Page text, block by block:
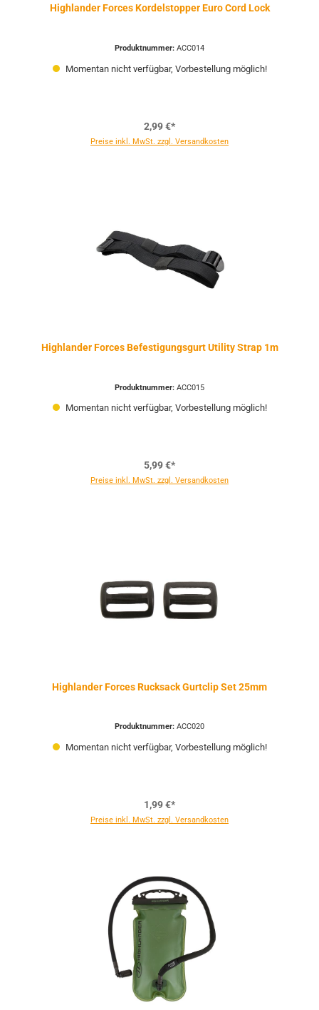
Highlander Forces Kordelstopper Euro Cord Lock
Produktnummer: ACC014
Momentan nicht verfügbar, Vorbestellung möglich!
2,99 €*
Preise inkl. MwSt. zzgl. Versandkosten
Highlander Forces Befestigungsgurt Utility Strap 1m
Produktnummer: ACC015
Momentan nicht verfügbar, Vorbestellung möglich!
5,99 €*
Preise inkl. MwSt. zzgl. Versandkosten
Highlander Forces Rucksack Gurtclip Set 25mm
Produktnummer: ACC020
Momentan nicht verfügbar, Vorbestellung möglich!
1,99 €*
Preise inkl. MwSt. zzgl. Versandkosten